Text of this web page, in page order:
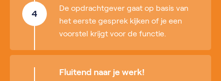
4
De opdrachtgever gaat op basis van
het eerste gesprek kijken of je een
voorstel krijgt voor de functie.
Fluitend naar je werk!